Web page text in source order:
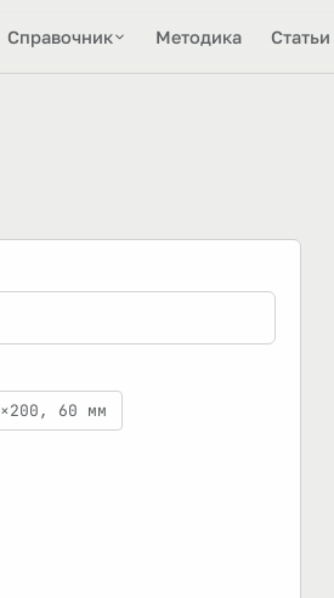
Справочник Методика Статьи
60 мм